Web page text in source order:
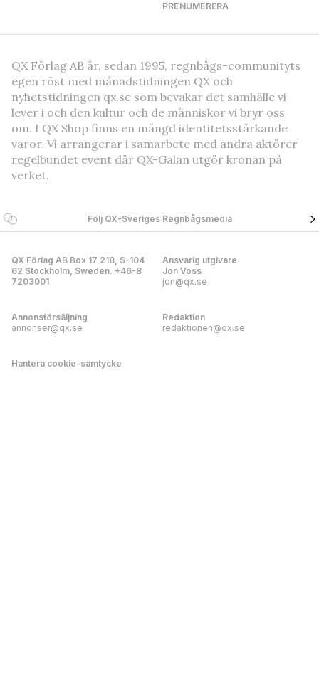
PRENUMERERA
QX Förlag AB är, sedan 1995, regnbågs-communityts
egen röst med månadstidningen QX och
nyhetstidningen qx.se som bevakar det samhälle vi
lever i och den kultur och de människor vi bryr oss
om. I QX Shop finns en mängd identitetsstärkande
varor. Vi arrangerar i samarbete med andra aktörer
regelbundet event där QX-Galan utgör kronan på
verket.
Följ QX-Sveriges Regnbågsmedia
QX Förlag AB Box 17 218, S-104
62 Stockholm, Sweden. +46-8
7203001
Ansvarig utgivare
Jon Voss
jon@qx.se
Annonsförsäljning
annonser@qx.se
Redaktion
redaktionen@qx.se
Hantera cookie-samtycke